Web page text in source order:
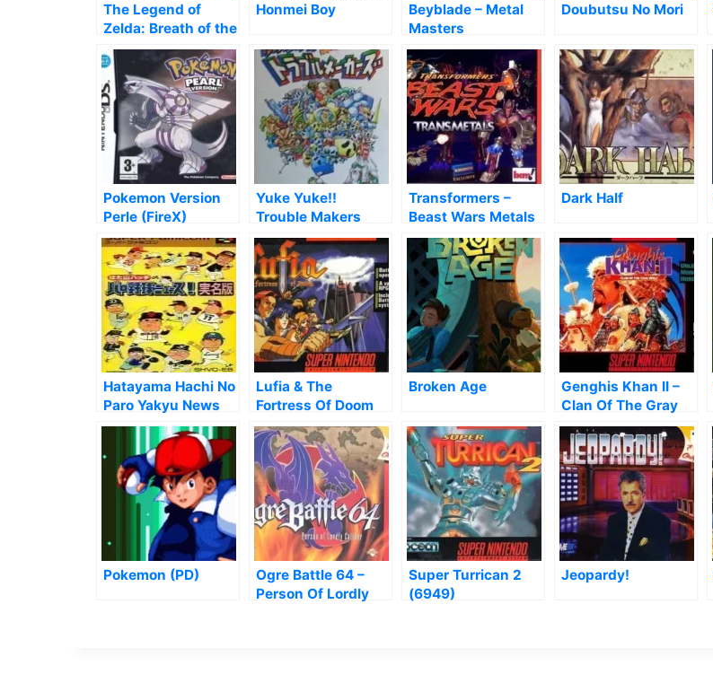
The Legend of
Zelda: Breath of the
Wild
Honmei Boy
Beyblade – Metal
Masters
Doubutsu No Mori
Pokemon Version
Perle (FireX)
Yuke Yuke!!
Trouble Makers
Transformers –
Beast Wars Metals
64
Dark Half
Hatayama Hachi No
Paro Yakyu News
Jitsmeiban
Lufia & The
Fortress Of Doom
Broken Age
Genghis Khan II –
Clan Of The Gray
Wolf
Pokemon (PD)
Ogre Battle 64 –
Person Of Lordly
Super Turrican 2
(6949)
Jeopardy!